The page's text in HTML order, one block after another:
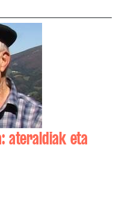
ateraldiak eta